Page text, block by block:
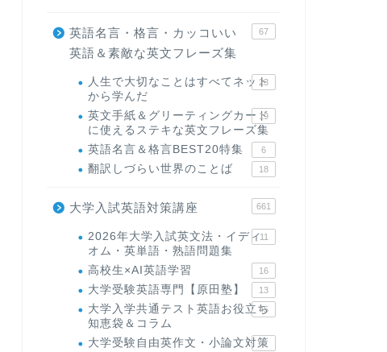
英語名言・格言・カッコいい
英語＆素敵な英文フレーズ集
67
人生で大切なことはすべてネット
から学んだ
23
英文手紙＆グリーティングカード
に使えるステキな英文フレーズ集
19
英語名言＆格言BEST20特集 6
翻訳しづらい世界のことば 18
大学入試英語対策講座 661
2026年大学入試英文法・イディ
オム・英単語・熟語問題集
11
高校生×AI英語学習 16
大学受験英語専門【原田塾】 13
大学入学共通テスト英語お役立ち
知恵袋＆コラム
45
大学受験自由英作文・小論文対策
8